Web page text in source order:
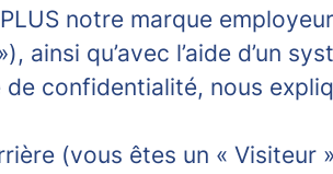
notre marque
ainsi qu’avec l’aide d’un
de confidentialité, nous
(vous êtes un « Visiteur